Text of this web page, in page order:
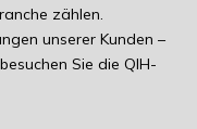
zählen.
unserer Kunden –
Sie die QIH-